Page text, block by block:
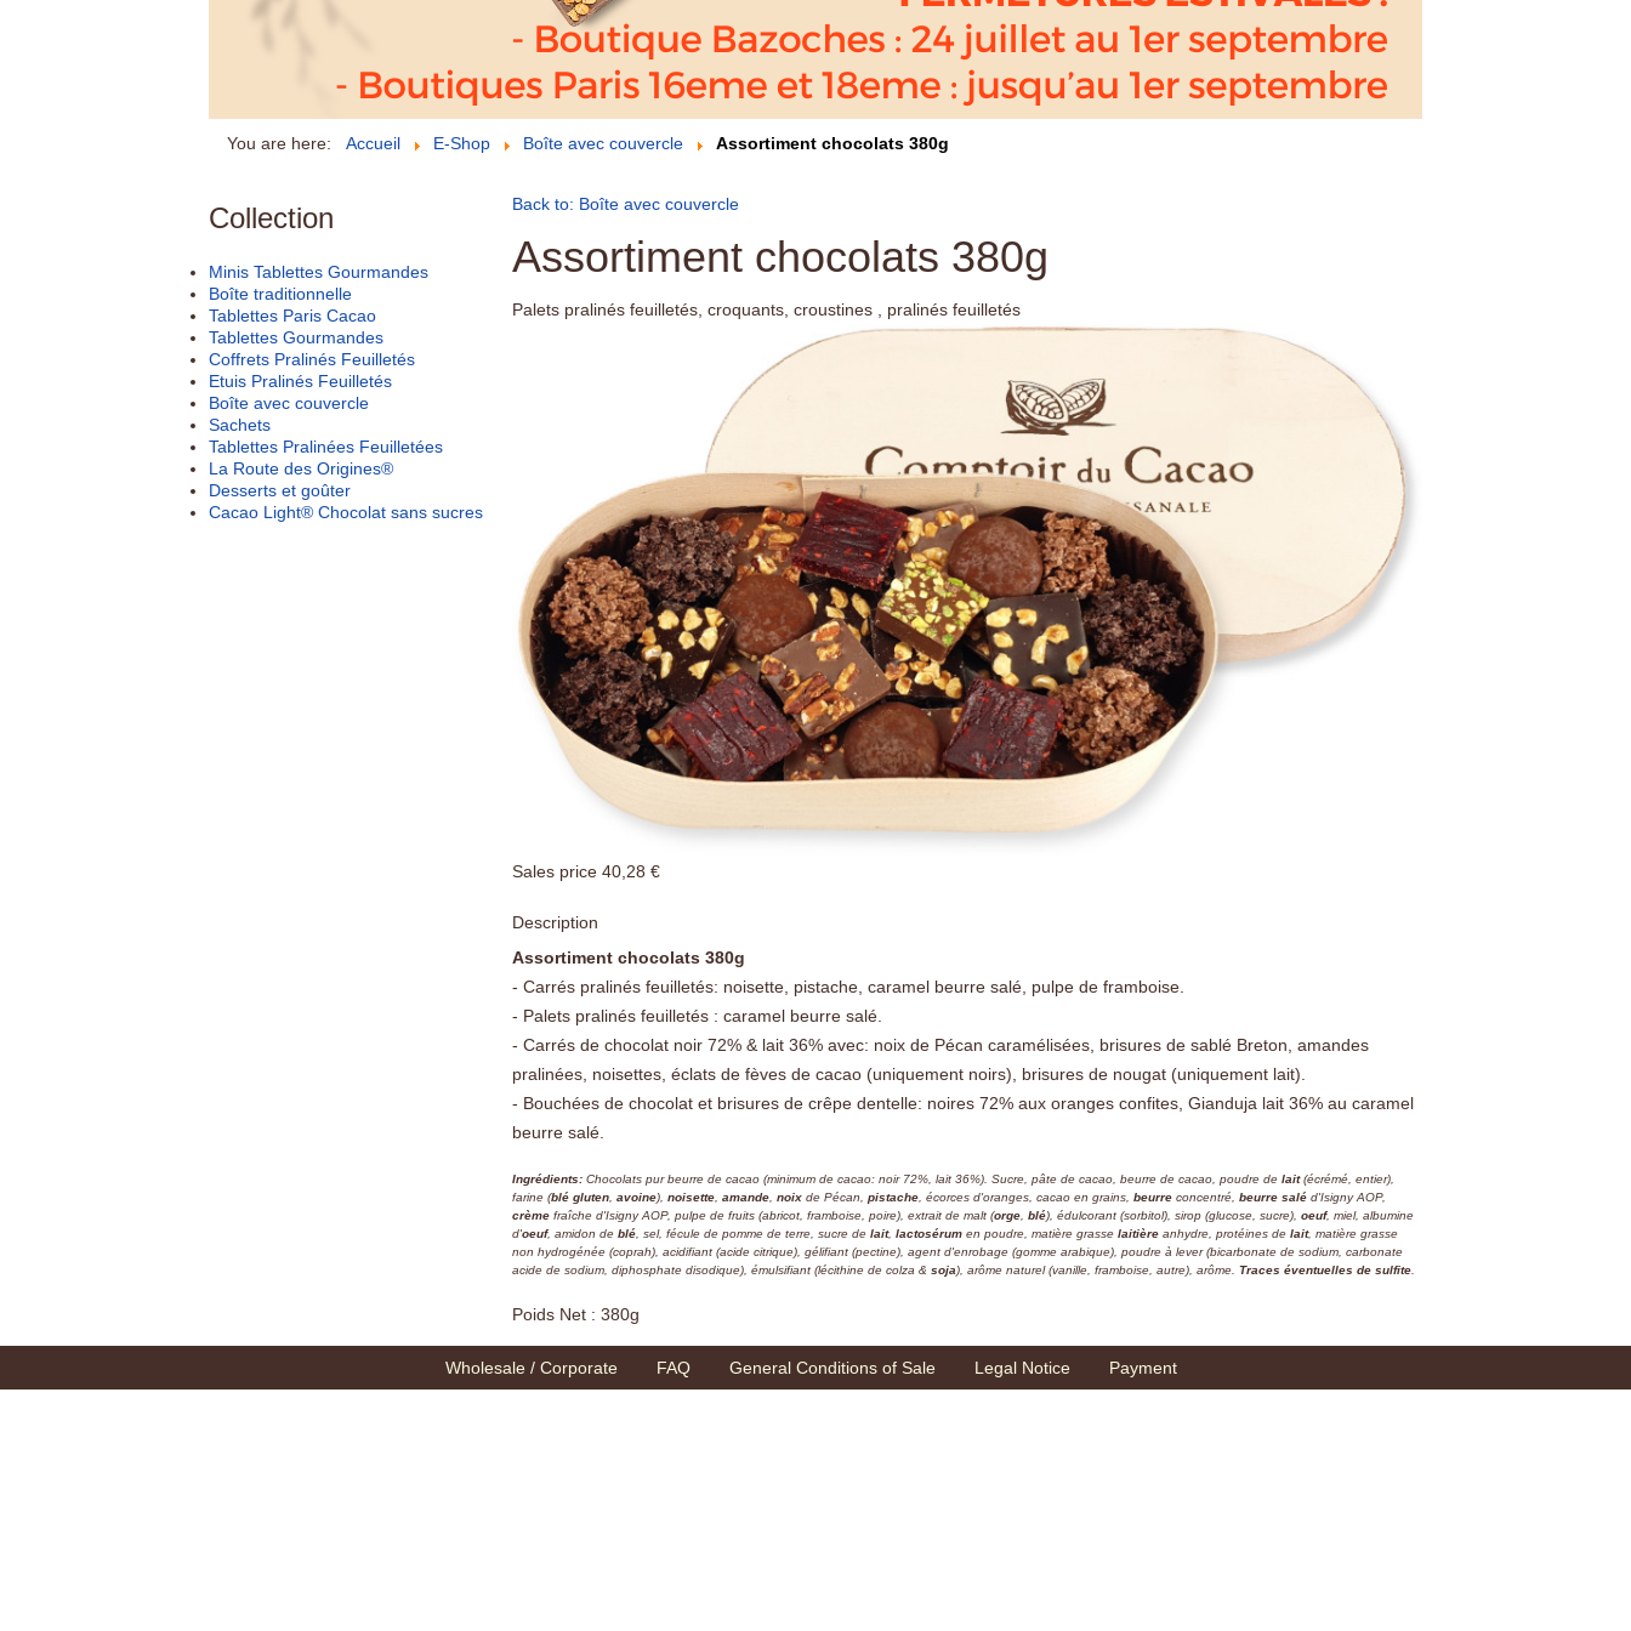
You are here: Accueil E-Shop Boîte avec couvercle Assortiment chocolats 380g
Collection
Minis Tablettes Gourmandes
Boîte traditionnelle
Tablettes Paris Cacao
Tablettes Gourmandes
Coffrets Pralinés Feuilletés
Etuis Pralinés Feuilletés
Boîte avec couvercle
Sachets
Tablettes Pralinées Feuilletées
La Route des Origines®
Desserts et goûter
Cacao Light® Chocolat sans sucres
Back to: Boîte avec couvercle
Assortiment chocolats 380g
Palets pralinés feuilletés, croquants, croustines , pralinés feuilletés
Sales price 40,28 €
Description
Assortiment chocolats 380g
- Carrés pralinés feuilletés: noisette, pistache, caramel beurre salé, pulpe de framboise.
- Palets pralinés feuilletés : caramel beurre salé.
- Carrés de chocolat noir 72% & lait 36% avec: noix de Pécan caramélisées, brisures de sablé Breton, amandes
pralinées, noisettes, éclats de fèves de cacao (uniquement noirs), brisures de nougat (uniquement lait).
- Bouchées de chocolat et brisures de crêpe dentelle: noires 72% aux oranges confites, Gianduja lait 36% au caramel
beurre salé.
Ingrédients: Chocolats pur beurre de cacao (minimum de cacao: noir 72%, lait 36%). Sucre, pâte de cacao, beurre de cacao, poudre de lait(écrémé, entier),
farine (blé gluten avoine), noisette amande noix de Pécan, pistache , écorces d'oranges, cacao en grains, beurre concentré, beurre salé d'Isigny AOP,
crème fraîche d'Isigny AOP, pulpe de fruits (abricot, framboise, poire), extrait de malt (orge blé), édulcorant (sorbitol), sirop (glucose, sucre), oeuf, miel, albumine
d'oeuf, amidon de blé , sel, fécule de pomme de terre, sucre de lait, lactosérum en poudre, matière grasse laitière anhydre, protéines de lait, matière grasse
non hydrogénée (coprah), acidifiant (acide citrique), gélifiant (pectine), agent d'enrobage (gomme arabique), poudre à lever (bicarbonate de sodium, carbonate
acide de sodium, diphosphate disodique), émulsifiant (lécithine de colza & soja), arôme naturel (vanille, framboise, autre), arôme. Traces éventuelles de sulfite
Poids Net : 380g
Wholesale / Corporate FAQ General Conditions of Sale Legal Notice Payment